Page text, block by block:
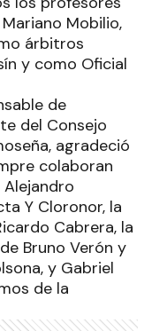
Mobilio,
árbitros
y como Oficial
de
del Consejo
agradeció
colaboran
Y Cloronor, la
Cabrera, la
Bruno Verón y
y Gabriel
de la